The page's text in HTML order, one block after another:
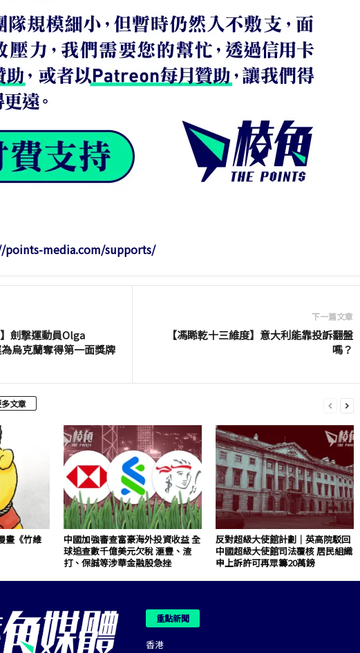
points-media.com/supports/
劍撃運動員Olga
烏克蘭奪得第一面獎牌
下一篇文章
【馮睎乾十三維度】意大利能靠投訴翻盤
嗎？
文章
畫《竹維
中國加強審查富豪海外投資收益 全
球追查數千億美元欠稅 滙豐、渣
打、保誠等涉華金融股急挫
反對超級大使館計劃｜英高院駁回
中國超級大使館司法覆核 居民組織
申上訴許可再眾籌20萬鎊
重點新聞
香港